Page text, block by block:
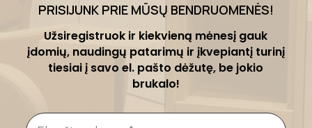
PRISIJUNK PRIE MŪSŲ BENDRUOMENĖS!
Užsiregistruok ir kiekvieną mėnesį gauk
įdomių, naudingų patarimų ir įkvepiantį turinį
tiesiai į savo el. pašto dėžutę, be jokio
brukalo!